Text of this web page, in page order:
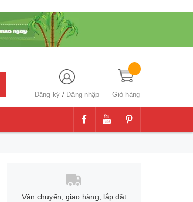
Đăng ký /Đăng nhập Giỏ hàng
Vận chuyển, giao hàng, lắp đặt